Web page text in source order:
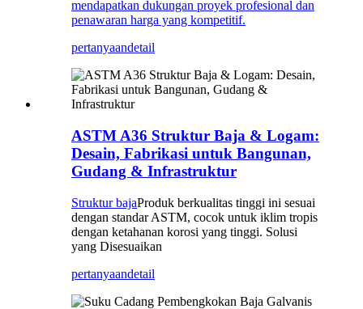
mendapatkan dukungan proyek profesional dan
penawaran harga yang kompetitif.
pertanyaandetail
ASTM A36 Struktur Baja & Logam:
Desain, Fabrikasi untuk Bangunan,
Gudang & Infrastruktur
Struktur bajaProduk berkualitas tinggi ini sesuai
dengan standar ASTM, cocok untuk iklim tropis
dengan ketahanan korosi yang tinggi. Solusi
yang Disesuaikan
pertanyaandetail